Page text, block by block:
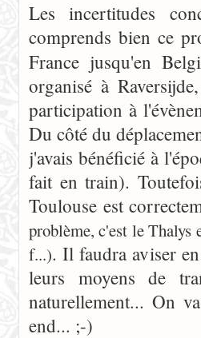
Les incertitudes
comprends bien ce
France jusqu'en
organisé à
participation à
Du côté du
j'avais bénéficié à
fait en train).
Toulouse est
problème, c'est le Thalys
f...). Il faudra aviser
leurs moyens de
naturellement... On
end... ;-)